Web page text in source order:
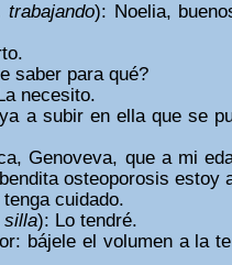
trabajando): Noelia,
saber para qué?
necesito.
a subir en ella que se
Genoveva, que a mi
osteoporosis estoy
cuidado.
silla): Lo tendré.
bájele el volumen a la